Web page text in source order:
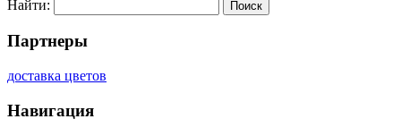
Найти:
Партнеры
доставка цветов
Навигация